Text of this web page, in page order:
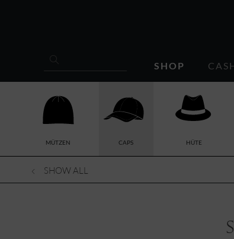
SHOP
MÜTZEN CAPS HÜTE
SHOW ALL